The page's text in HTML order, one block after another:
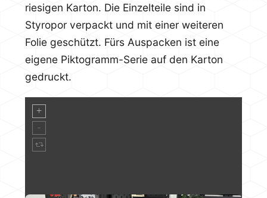
riesigen Karton. Die Einzelteile sind in
Styropor verpackt und mit einer weiteren
Folie geschützt. Fürs Auspacken ist eine
eigene Piktogramm-Serie auf den Karton
gedruckt.